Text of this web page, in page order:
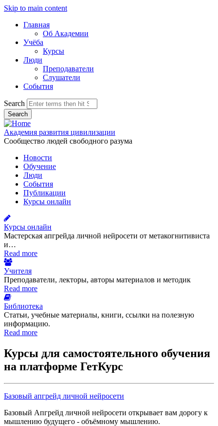
Skip to main content
Главная
Об Академии
Учёба
Курсы
Люди
Преподаватели
Слушатели
События
Search
Академия развития цивилизации
Сообщество людей свободного разума
Новости
Обучение
Люди
События
Публикации
Курсы онлайн
Курсы онлайн
Мастерская апгрейда личной нейросети от метакогнитивиста
и…
Read more
Учителя
Преподаватели, лекторы, авторы материалов и методик
Read more
Библиотека
Статьи, учебные материалы, книги, ссылки на полезную
информацию.
Read more
Курсы для самостоятельного обучения
на платформе ГетКурс
Базовый апгрейд личной нейросети
Базовый Апгрейд личной нейросети открывает вам дорогу к
мышлению будущего - объёмному мышлению.